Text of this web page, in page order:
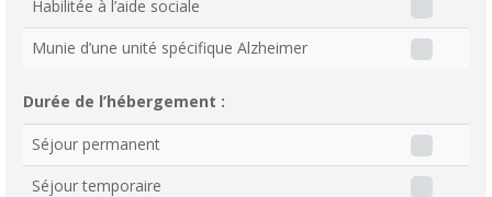
Habilitée à l’aide sociale
Munie d’une unité spécifique Alzheimer
Durée de l’hébergement :
Séjour permanent
Séjour temporaire